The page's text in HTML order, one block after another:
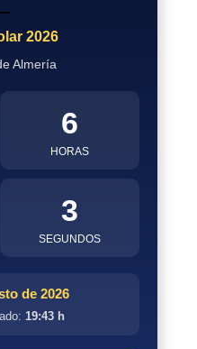
2026
Almería
6
HORAS
2
SEGUNDOS
de 2026
19:43 h